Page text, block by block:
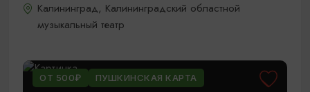
Калининград, Калининградский областной
музыкальный театр
ОТ 500₽ ПУШКИНСКАЯ КАРТА